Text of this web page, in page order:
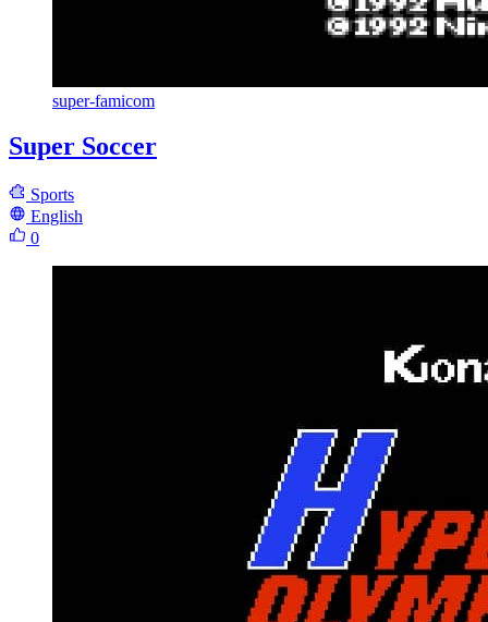
super-famicom
Super Soccer
Sports
English
0